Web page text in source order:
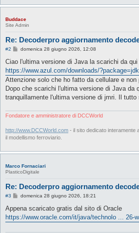
Buddace
Site Admin
Re: Decoderpro aggiornamento
#2
M
s
a
g
g
i
o
domenica 28 giugno 2026, 12:08
Ciao l'ultima versione di Java la scarichi da
https://www.azul.com/downloads/
Attenzione solo che ho fatto da cellulare e non
Dopo che scarichi l'ultima versione di Java da
tranquillamente l'ultima versione di jmri. Il tutto
Fondatore e amministratore di DCCWorld
http://www.DCCWorld.com - il sito dedicato interamente
il modellismo ferroviario.
Marco Fornaciari
PlasticoDigitale
Re: Decoderpro aggiornamento
#3
M
s
a
domenica 28 giugno 2026, 18:21
Appena scaricato gratis dal sito di Oracle
https://www.oracle.com/it/java/technolo ... 26-